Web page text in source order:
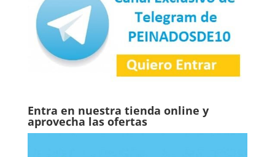
Entra en nuestra tienda online y
aprovecha las ofertas